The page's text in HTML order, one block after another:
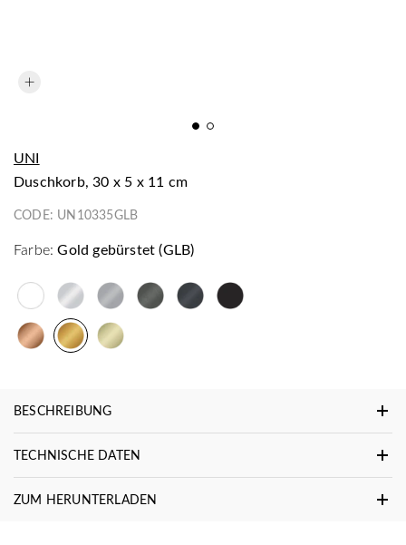
UNI
Duschkorb, 30 x 5 x 11 cm
CODE: UN10335GLB
Farbe: Gold gebürstet (GLB)
BESCHREIBUNG
TECHNISCHE DATEN
ZUM HERUNTERLADEN